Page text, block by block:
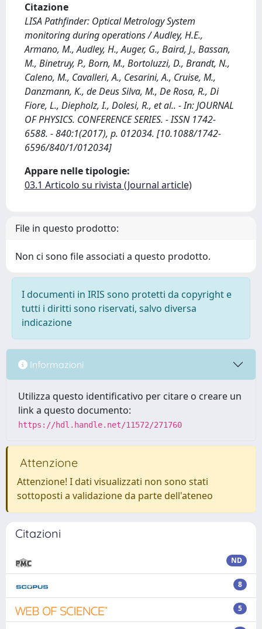
Citazione
LISA Pathfinder: Optical Metrology System
monitoring during operations / Audley, H.E.,
Armano, M., Audley, H., Auger, G., Baird, J., Bassan,
M., Binetruy, P., Born, M., Bortoluzzi, D., Brandt, N.,
Caleno, M., Cavalleri, A., Cesarini, A., Cruise, M.,
Danzmann, K., de Deus Silva, M., De Rosa, R., Di
Fiore, L., Diepholz, I., Dolesi, R., et al.. - In: JOURNAL
OF PHYSICS. CONFERENCE SERIES. - ISSN 1742-
6588. - 840:1(2017), p. 012034. [10.1088/1742-
6596/840/1/012034]
Appare nelle tipologie:
03.1 Articolo su rivista (Journal article)
File in questo prodotto:
Non ci sono file associati a questo prodotto.
I documenti in IRIS sono protetti da copyright e
tutti i diritti sono riservati, salvo diversa
indicazione
Informazioni
Utilizza questo identificativo per citare o creare un
link a questo documento:
https://hdl.handle.net/11572/271760
Attenzione
Attenzione! I dati visualizzati non sono stati
sottoposti a validazione da parte dell'ateneo
Citazioni
ND
8
5